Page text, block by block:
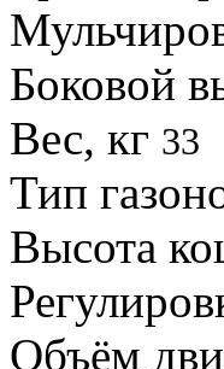
Боковой
Вес, кг 33
Тип
Высота
Объём